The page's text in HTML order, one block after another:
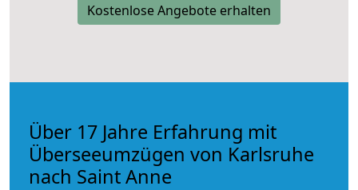
Kostenlose Angebote erhalten
Über 17 Jahre Erfahrung mit
Überseeumzügen von Karlsruhe
nach Saint Anne